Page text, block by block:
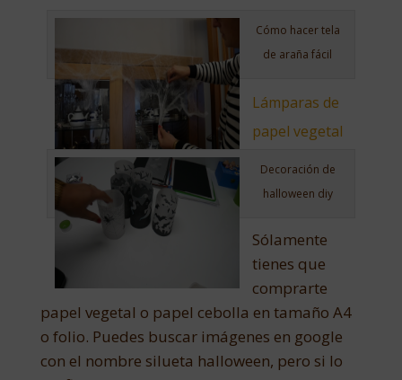
Cómo hacer tela
de araña fácil
Lámparas de
papel vegetal
Decoración de
halloween diy
Sólamente
tienes que
comprarte
papel vegetal o papel cebolla en tamaño A4
o folio. Puedes buscar imágenes en google
con el nombre silueta halloween, pero si lo